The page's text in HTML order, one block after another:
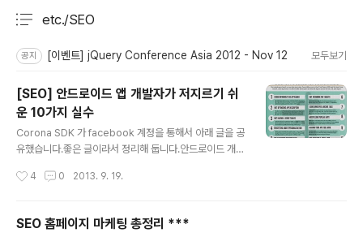
etc./SEO
공지 [이벤트] jQuery Conference Asia 2012 - Nov 12 모두보기
[SEO] 안드로이드 앱 개발자가 저지르기 쉬
운 10가지 실수
Corona SDK 가 facebook 계정을 통해서 아래 글을 공
유했습니다.좋은 글이라서 정리해 둡니다.안드로이드 개발
있습니다.Corona SDK 카테고리로 분류할 지 안드로이
었습니다. Top 10 Google Play Developer Mistake
s What you need to know about app store optim
4 0 2013. 9. 19.
SEO 홈페이지 마케팅 총정리 ***